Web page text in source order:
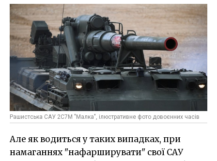
Рашистська САУ 2С7М "Малка", ілюстративне фото довоєнних часів
Але як водиться у таких випадках, при
намаганнях "нафарширувати" свої САУ